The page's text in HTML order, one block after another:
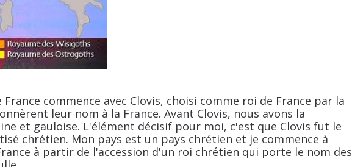
commence avec Clovis, choisi comme roi de France par la
leur nom à la France. Avant Clovis, nous avons la
et gauloise. L'élément décisif pour moi, c'est que Clovis fut le
chrétien. Mon pays est un pays chrétien et je commence à
à partir de l'accession d'un roi chrétien qui porte le nom des